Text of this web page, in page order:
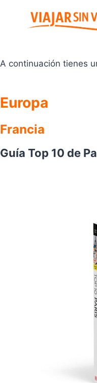
A continuación tienes
Europa
Francia
Guía Top 10 de